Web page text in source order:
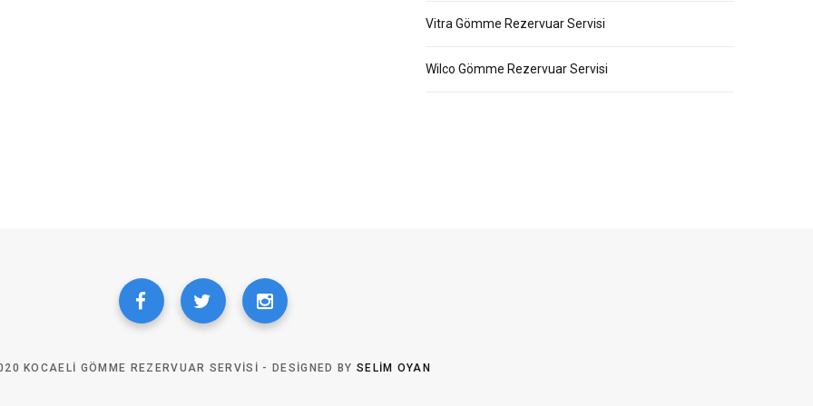
Vitra Gömme Rezervuar Servisi
Wilco Gömme Rezervuar Servisi
KOCAELI GÖMME REZERVUAR SERVISI - DESIGNED BY SELIM OYAN